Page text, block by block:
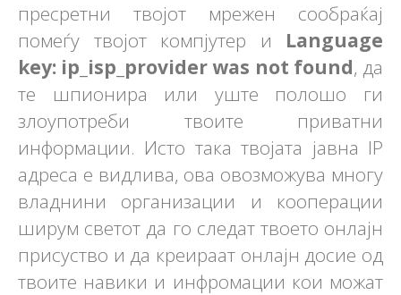
пресретни твојот мрежен сообраќај
помеѓу твојот компјутер и Language
key: ip_isp_provider was not found, да
те шпионира или уште полошо ги
злоупотреби твоите приватни
информации. Исто така твојата јавна IP
адреса е видлива, ова овозможува многу
владнини организации и кооперации
ширум светот да го следат твоето онлајн
присуство и да креираат онлајн досие од
твоите навики и инфромации кои можат